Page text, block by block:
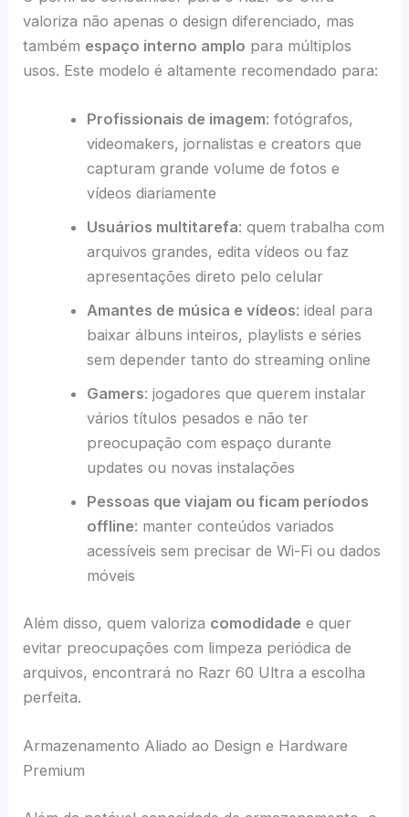
valoriza não apenas o design diferenciado, mas
também espaço interno amplo para múltiplos
usos. Este modelo é altamente recomendado para:
Profissionais de imagem: fotógrafos,
videomakers, jornalistas e creators que
capturam grande volume de fotos e
vídeos diariamente
Usuários multitarefa: quem trabalha com
arquivos grandes, edita vídeos ou faz
apresentações direto pelo celular
Amantes de música e vídeos: ideal para
baixar álbuns inteiros, playlists e séries
sem depender tanto do streaming online
Gamers: jogadores que querem instalar
vários títulos pesados e não ter
preocupação com espaço durante
updates ou novas instalações
Pessoas que viajam ou ficam períodos
offline: manter conteúdos variados
acessíveis sem precisar de Wi-Fi ou dados
móveis
Além disso, quem valoriza comodidade e quer
evitar preocupações com limpeza periódica de
arquivos, encontrará no Razr 60 Ultra a escolha
perfeita.
Armazenamento Aliado ao Design e Hardware
Premium